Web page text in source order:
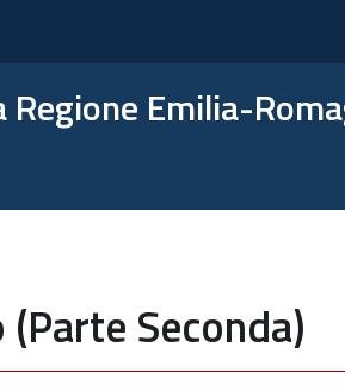
Emilia-
Seconda)